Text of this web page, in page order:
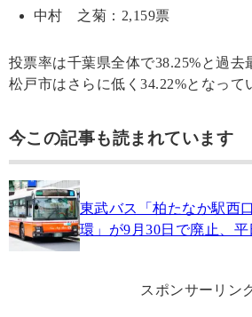
中村 之菊：2,159票
投票率は千葉県全体で38.25%と過去
松戸市はさらに低く34.22%となって
今この記事も読まれています
東武バス「柏たなか駅西
環」が9月30日で廃止、
スポンサーリン